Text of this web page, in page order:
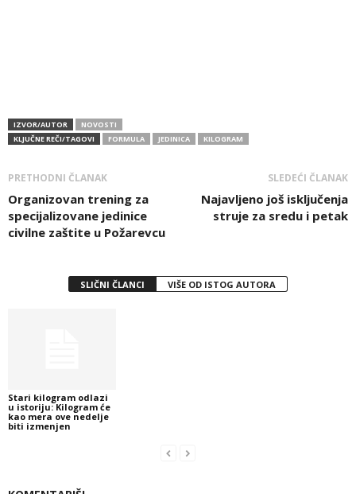
IZVOR/AUTOR
NOVOSTI
KLJUČNE REČI/TAGOVI
FORMULA JEDINICA KILOGRAM
PRETHODNI ČLANAK
Organizovan trening za
specijalizovane jedinice
civilne zaštite u Požarevcu
SLEDEĆI ČLANAK
Najavljeno još isključenja
struje za sredu i petak
SLIČNI ČLANCI VIŠE OD ISTOG AUTORA
Stari kilogram odlazi
u istoriju: Kilogram će
kao mera ove nedelje
biti izmenjen